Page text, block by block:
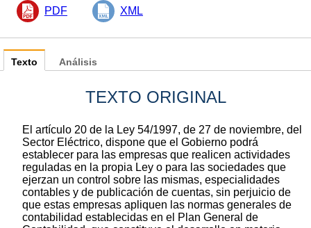
PDF XML
Texto
TEXTO ORIGINAL
El artículo 20 de la Ley 54/1997, de 27 de noviembre, del
Sector Eléctrico, dispone que el Gobierno podrá
establecer para las empresas que realicen actividades
reguladas en la propia Ley o para las sociedades que
ejerzan un control sobre las mismas, especialidades
contables y de publicación de cuentas, sin perjuicio de
que estas empresas apliquen las normas generales de
contabilidad establecidas en el Plan General de
Análisis